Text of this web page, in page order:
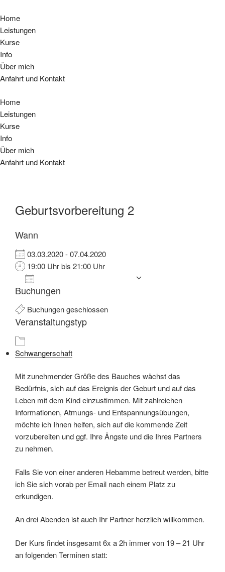
Home
Leistungen
Kurse
Info
Über mich
Anfahrt und Kontakt
Home
Leistungen
Kurse
Info
Über mich
Anfahrt und Kontakt
Geburtsvorbereitung 2
Wann
03.03.2020 - 07.04.2020
19:00 Uhr bis 21:00 Uhr
ICS herunterladen
Google Kalender
Buchungen
Buchungen geschlossen
Veranstaltungstyp
Schwangerschaft
Mit zunehmender Größe des Bauches wächst das
Bedürfnis, sich auf das Ereignis der Geburt und auf das
Leben mit dem Kind einzustimmen. Mit zahlreichen
Informationen, Atmungs- und Entspannungsübungen,
möchte ich Ihnen helfen, sich auf die kommende Zeit
vorzubereiten und ggf. Ihre Ängste und die Ihres Partners
zu nehmen.
Falls Sie von einer anderen Hebamme betreut werden, bitte
ich Sie sich vorab per Email nach einem Platz zu
erkundigen.
An drei Abenden ist auch Ihr Partner herzlich willkommen.
Der Kurs findet insgesamt 6x a 2h immer von 19 – 21 Uhr
an folgenden Terminen statt: